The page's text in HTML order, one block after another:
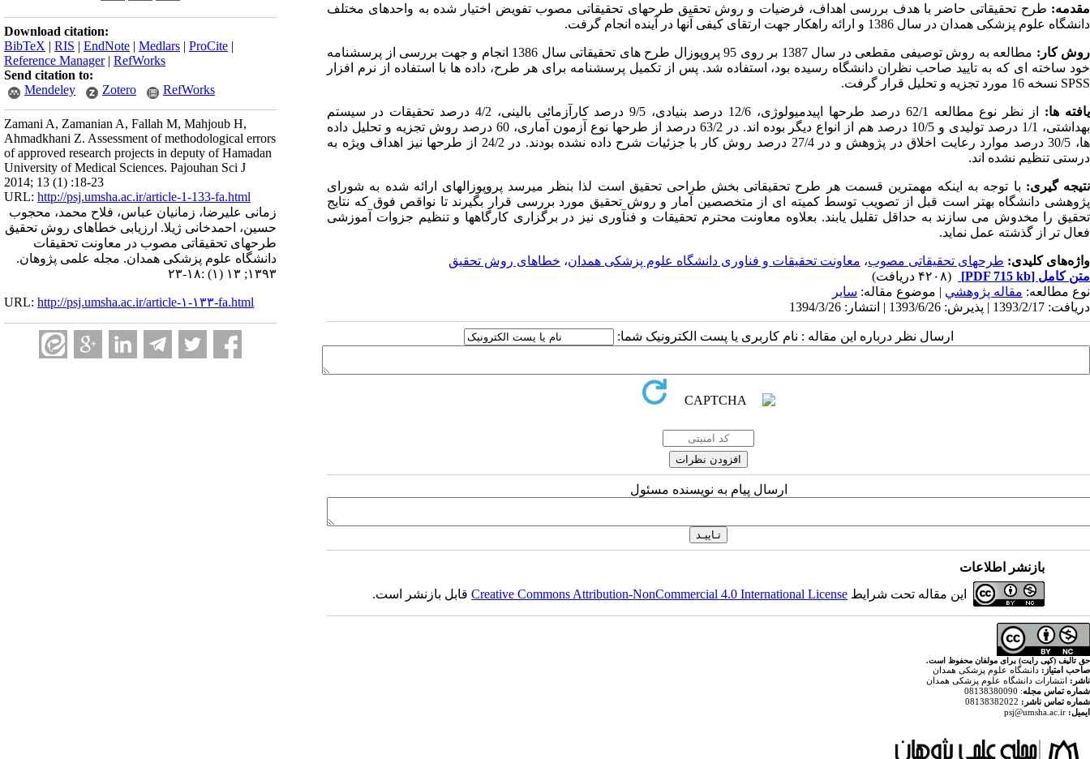
Download citation:
BibTeX | RIS | EndNote | Medlars | ProCite |
Reference Manager| RefWorks
Send citation to:
Mendeley
Zotero RefWorks
Zamani A, Zamanian A, Fallah M, Mahjoub H,
Ahmadkhani Z. Assessment of methodological errors
of approved research projects in deputy of Hamadan
University of Medical Sciences. Pajouhan Sci J
2014; 13 (1) :18-23
URL: http://psj.umsha.ac.ir/article-1-133-fa.html
زمانی علیرضا، زمانیان عباس، فلاح محمد، محجوب
حسین، احمدخانی ژیلا. ارزیابی خطاهای روش تحقیق
طرحهای تحقیقاتی مصوب در معاونت تحقیقات
دانشگاه علوم پزشکی همدان. مجله علمی پژوهان.
۱۳۹۳; ۱۳ (۱) :۱۸-۲۳
URL: http://psj.umsha.ac.ir/article-۱-۱۳۳-fa.html
مقدمه: طرح تحقیقاتی حاضر با هدف بررسی اهداف، فرضیات و روش تحقیق طرحهای تحقیقاتی مصوب تفویض اختیار شده به واحدهای مختلف
دانشگاه علوم پزشکی همدان در سال 1386 و ارائه راهکار جهت ارتقای کیفی آنها در آینده انجام گرفت.
روش کار:
مطالعه به روش توصیفی مقطعی در سال 1387 بر روی 95 پروپوزال طرح های تحقیقاتی سال 1386 انجام و جهت بررسی از پرسشنامه
خود ساخته ای که به تایید صاحب نظران دانشگاه رسیده بود، استفاده شد. پس از تکمیل پرسشنامه برای هر طرح، داده ها با استفاده از نرم افزار
SPSS نسخه 16 مورد تجزیه و تحلیل قرار گرفت.
یافته ها:
از نظر نوع مطالعه 62/1 درصد طرحها اپیدمیولوژی، 12/6 درصد بنیادی، 9/5 درصد کارآزمائی بالینی، 4/2 درصد تحقیقات در سیستم
بهداشتی، 1/1 درصد تولیدی و 10/5 درصد هم از انواع دیگر بوده اند. در 63/2 درصد از طرحها نوع آزمون آماری، 60 درصد روش تجزیه و تحلیل داده
ها، 30/5 درصد موارد رعایت اخلاق در پژوهش و در 27/4 درصد روش کار با جزئیات شرح داده نشده بودند. در 24/2 از طرحها نیز اهداف ویژه به
درستی تنظیم نشده اند.
نتیجه گیری: با توجه به اینکه مهمترین قسمت هر طرح تحقیقاتی بخش طراحی تحقیق است لذا بنظر میرسد پروپوزالهای ارائه شده به شورای
پژوهشی دانشگاه بهتر است قبل از تصویب توسط کمیته ای از متخصصین آمار و روش تحقیق مورد بررسی قرار بگیرند تا نواقص فوق که نتایج
تحقیق را مخدوش می سازند به حداقل تقلیل یابند. بعلاوه معاونت محترم تحقیقات و فنآوری نیز در برگزاری کارگاهها و تنظیم جزوات آموزشی
فعال تر از گذشته عمل نماید.
واژه‌های کلیدی: طرحهای تحقیقاتی مصوب، معاونت تحقیقات و فناوری دانشگاه علوم پزشکی همدان، خطاهای روش تحقیق
متن کامل [PDF 715 kb]
(۴۲۰۸ دریافت)
نوع مطالعه: مقاله پژوهشي | موضوع مقاله: سایر
دریافت: 1393/2/17 | پذیرش: 1393/6/26 | انتشار: 1394/3/26
ارسال نظر درباره این مقاله : نام کاربری یا پست الکترونیک شما:
ارسال پیام به نویسنده مسئول
بازنشر اطلاعات
این مقاله تحت شرایط Creative Commons Attribution-NonCommercial 4.0 International Licenseقابل بازنشر است.
حق تالیف (کپی رایت) برای مولفان محفوظ است.
صاحب امتیاز: دانشگاه علوم پزشکی همدان
ناشر: انتشارات دانشگاه علوم پزشکی همدان
شماره تماس مجله: 08138380090
شماره تماس ناشر:
ایمیل: